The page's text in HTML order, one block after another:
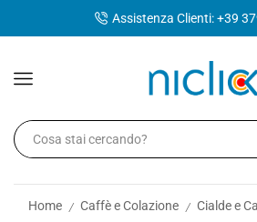
Assistenza Clienti: +39
Home / Caffè e Colazione / Cialde e